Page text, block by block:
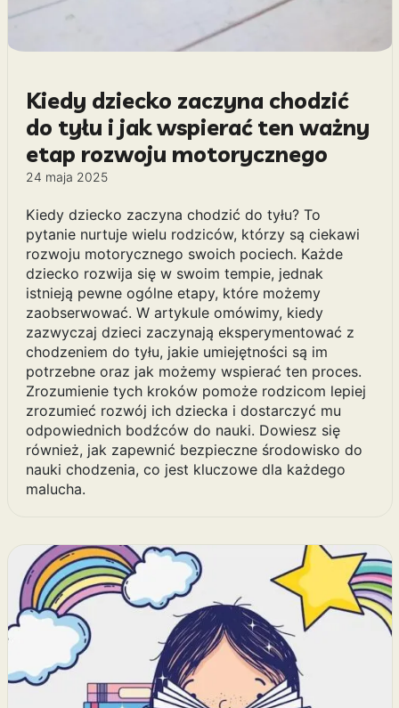
Kiedy dziecko zaczyna chodzić
do tyłu i jak wspierać ten ważny
etap rozwoju motorycznego
24 maja 2025
Kiedy dziecko zaczyna chodzić do tyłu? To
pytanie nurtuje wielu rodziców, którzy są ciekawi
rozwoju motorycznego swoich pociech. Każde
dziecko rozwija się w swoim tempie, jednak
istnieją pewne ogólne etapy, które możemy
zaobserwować. W artykule omówimy, kiedy
zazwyczaj dzieci zaczynają eksperymentować z
chodzeniem do tyłu, jakie umiejętności są im
potrzebne oraz jak możemy wspierać ten proces.
Zrozumienie tych kroków pomoże rodzicom lepiej
zrozumieć rozwój ich dziecka i dostarczyć mu
odpowiednich bodźców do nauki. Dowiesz się
również, jak zapewnić bezpieczne środowisko do
nauki chodzenia, co jest kluczowe dla każdego
malucha.